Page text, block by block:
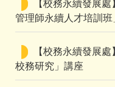
【校務永續發展
管理師永續人才培訓班
【校務永續發展
校務研究」講座